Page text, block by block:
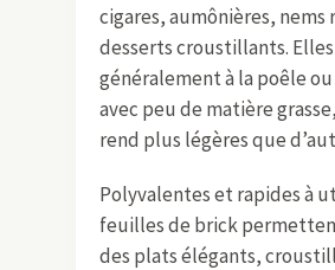
cigares, aumônières, nems
desserts croustillants.
généralement à la poêle
avec peu de matière
rend plus légères que
Polyvalentes et rapides à
feuilles de brick
des plats élégants,